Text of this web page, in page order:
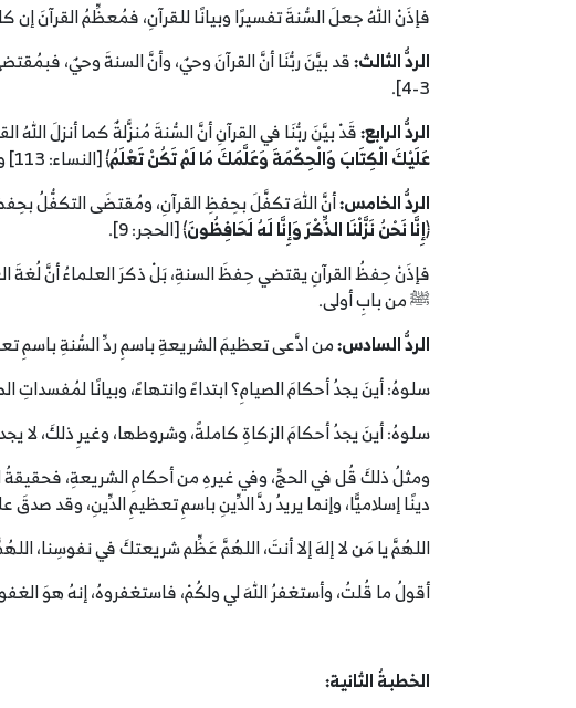
فإذَنْ اللهُ جعلَ السُّنةَ تفسيرًا وبيانًا للقرآنِ، فمُعظِّمُ
الردُّ الثالث:قد بيَّنَ ربُّنَا أنَّ القرآنَ وحيٌ، وأنَّ السنةَ وحيٌ،
3-4].
الردُّ الرابع:قَدْ بيَّنَ ربُّنَا في القرآنِ أنَّ السُّنةَ مُنزَّلةٌ كما أنزلَ اللهُ
عَلَيْكَ الْكِتَابَ وَالْحِكْمَةَوَعَلَّمَكَ مَا لَمْ تَكُنْ تَعْلَمُ﴾ [النساء: 113] والحكمةُ: هيَ السنةُ.
الردُّ الخامس:أنَّ اللهَ تكفَّلَ بحِفظِ القرآنِ، ومُقتضَى التكفُّلُ
﴿إِنَّا نَحْنُ نَزَّلْنَا الذِّكْرَ وَإِنَّا لَهُ لَحَافِظُونَ﴾ [الحجر: 9].
فإذَنْ حِفظُ القرآنِ يقتضي حِفظَ السنةِ، بَلْ ذكرَ العلماءُ أنَّ لُغةَ
ﷺ من بابِ أولى.
الردُّ السادس:من ادَّعى تعظيمَ الشريعةِ باسمِ ردِّ السُّنةِ باسمِ
سلوهُ: أينَ يجدُ أحكامَ الصيامِ؟ ابتداءً وانتهاءً، وبيانًا
سلوهُ: أينَ يجدُ أحكامَ الزكاةِ كاملةً، وشروطها، وغيرِ ذلكَ، لا
ومثلُ ذلكَ قُل في الحجِّ، وفي غيرهِ من أحكامِ الشريعةِ، فحقيقةُ
دينًا إسلاميًّا، وإنما يريدُ ردَّ الدِّينِ باسمِ تعظيمِ الدِّينِ، وقد
اللهُمَّ يا مَن لا إلهَ إلا أنتَ، اللهُمَّ عَظِّم شريعتكَ في نفوسِنا،
أقولُ ما قُلتُ، وأستغفرُ اللهَ لي ولكُمْ، فاستغفروهُ، إنهُ هوَ
الخطبةُ الثانية: